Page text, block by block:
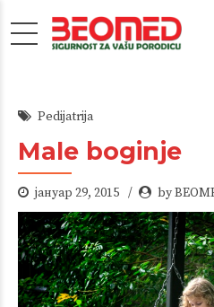
Pedijatrija
Male boginje
јануар 29, 2015 by